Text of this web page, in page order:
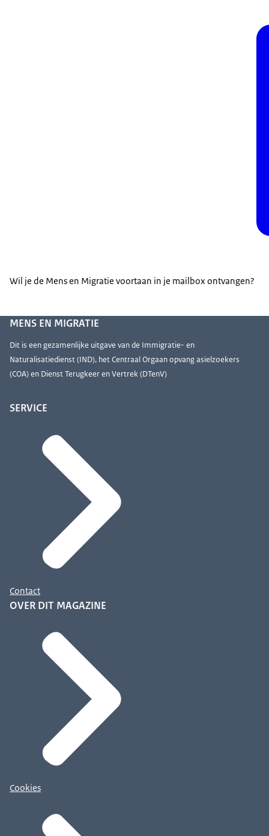
Wil je de Mens en Migratie voortaan in je mailbox ontvangen?
MENS EN MIGRATIE
Dit is een gezamenlijke uitgave van de Immigratie- en
Naturalisatiedienst (IND), het Centraal Orgaan opvang asielzoekers
(COA) en Dienst Terugkeer en Vertrek (DTenV)
SERVICE
Contact
OVER DIT MAGAZINE
Cookies